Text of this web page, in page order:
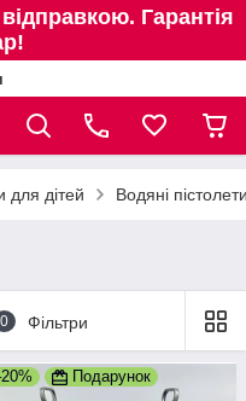
Гарантія
для дітей Водяні
0 Фільтри
Подарунок